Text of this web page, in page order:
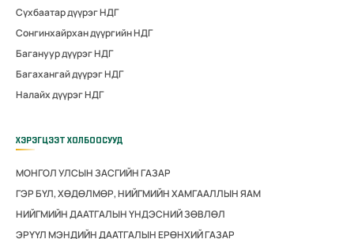
Сүхбаатар дүүрэг НДГ
Сонгинхайрхан дүүргийн НДГ
Багануур дүүрэг НДГ
Багахангай дүүрэг НДГ
Налайх дүүрэг НДГ
ХЭРЭГЦЭЭТ ХОЛБООСУУД
МОНГОЛ УЛСЫН ЗАСГИЙН ГАЗАР
ГЭР БҮЛ, ХӨДӨЛМӨР, НИЙГМИЙН ХАМГААЛЛЫН ЯАМ
НИЙГМИЙН ДААТГАЛЫН ҮНДЭСНИЙ ЗӨВЛӨЛ
ЭРҮҮЛ МЭНДИЙН ДААТГАЛЫН ЕРӨНХИЙ ГАЗАР